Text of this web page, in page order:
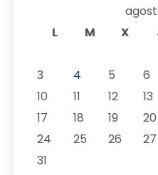
L
M X
3
4 5 6
10
11 12 13
17
18 19 20
24
25 26 27
31